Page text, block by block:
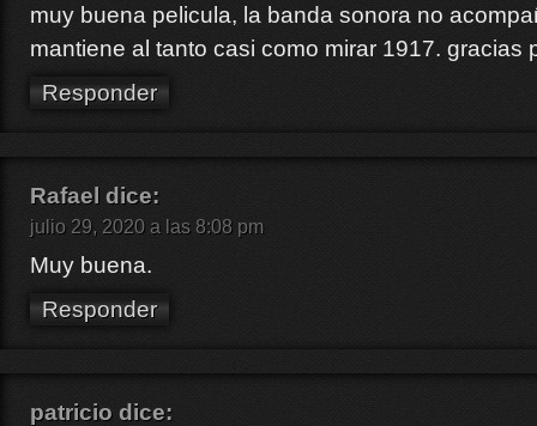
muy buena pelicula, la banda sonora no
mantiene al tanto casi como mirar 1917. gracias
Responder
Rafael dice:
julio 29, 2020 a las 8:08 pm
Muy buena.
Responder
patricio dice: